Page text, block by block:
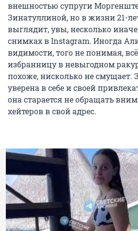
внешностью супруги
Зинатуллиной, но в жизни 21-
выглядит, увы, несколько
снимках в Instagram. Иногда
видимости, того не понимая,
избранницу в невыгодном
похоже, нисколько не смущает.
уверена в себе и своей
она старается не обращать
хейтеров в свой адрес.